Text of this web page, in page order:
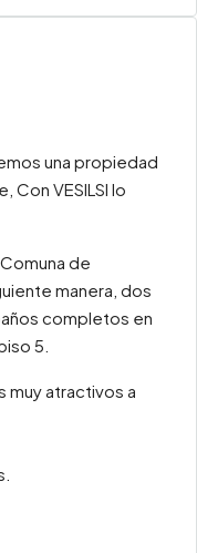
una propiedad
VESILSI lo
de
manera, dos
completos en
5.
muy atractivos a